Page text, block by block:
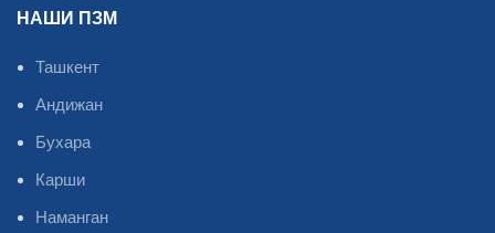
НАШИ ПЗМ
Ташкент
Андижан
Бухара
Карши
Наманган